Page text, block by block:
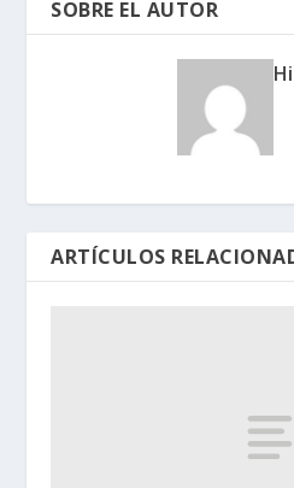
SOBRE EL AUTOR
ARTÍCULOS